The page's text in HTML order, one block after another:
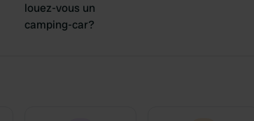
louez-vous un
camping-car?